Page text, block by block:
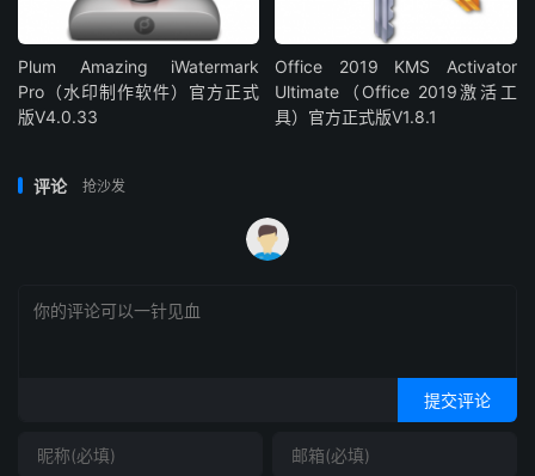
Plum Amazing iWatermark
Pro（水印制作软件）官方正式
版V4.0.33
Office 2019 KMS Activator
Ultimate（Office 2019激活工
具）官方正式版V1.8.1
评论 抢沙发
提交评论